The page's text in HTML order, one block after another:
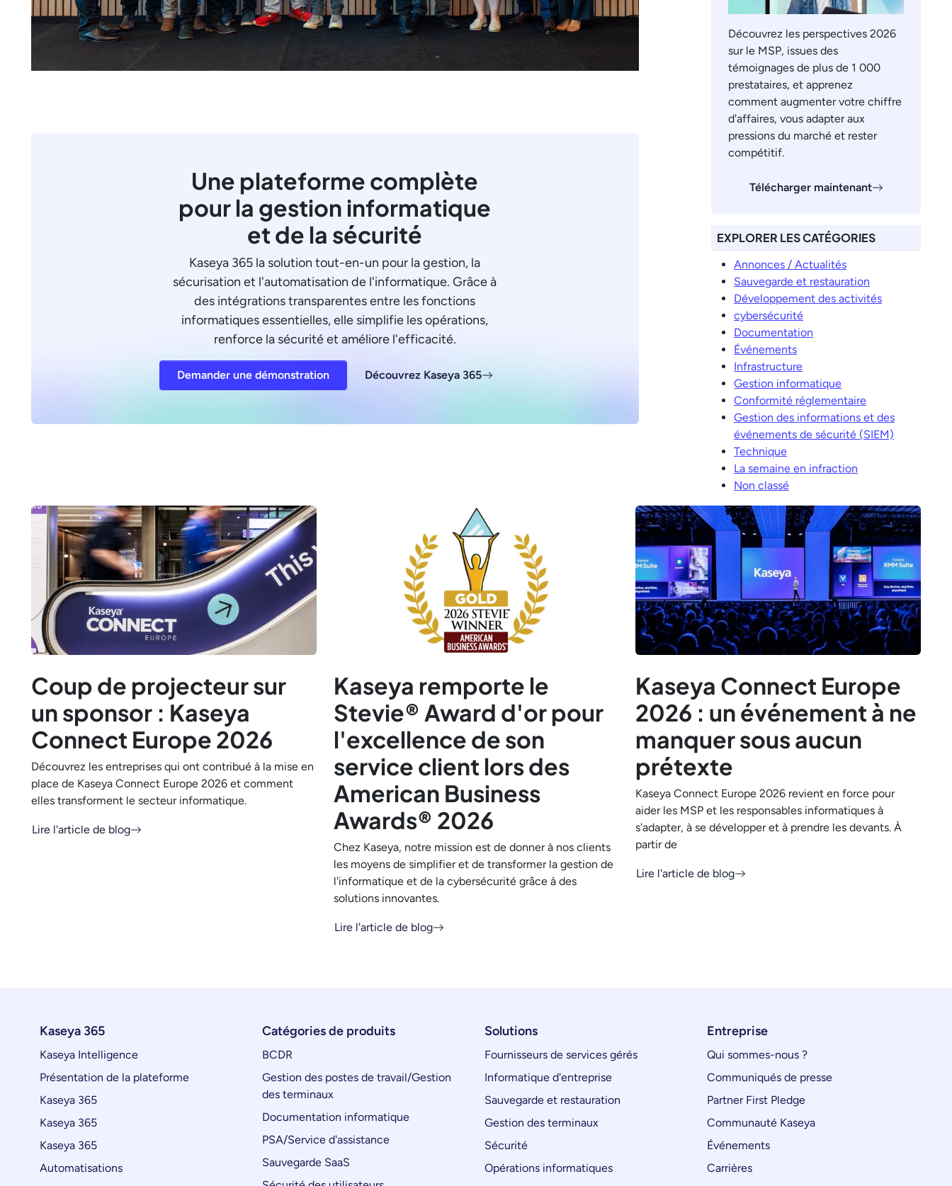
Une plateforme complète
pour la gestion informatique
et de la sécurité
Kaseya 365 la solution tout-en-un pour la gestion, la
sécurisation et l'automatisation de l'informatique. Grâce à
des intégrations transparentes entre les fonctions
informatiques essentielles, elle simplifie les opérations,
renforce la sécurité et améliore l'efficacité.
Demander une démonstration Découvrez Kaseya 365
Découvrez les perspectives 2026
sur le MSP, issues des
témoignages de plus de 1 000
prestataires, et apprenez
comment augmenter votre chiffre
d'affaires, vous adapter aux
pressions du marché et rester
compétitif.
Télécharger maintenant
EXPLORER LES CATÉGORIES
Annonces / Actualités
Sauvegarde et restauration
Développement des activités
cybersécurité
Documentation
Événements
Infrastructure
Gestion informatique
Conformité réglementaire
Gestion des informations et des
événements de sécurité (SIEM)
Technique
La semaine en infraction
Non classé
Coup de projecteur sur
un sponsor : Kaseya
Connect Europe 2026
Découvrez les entreprises qui ont contribué à la mise en
place de Kaseya Connect Europe 2026 et comment
elles transforment le secteur informatique.
Lire l'article de blog
Kaseya remporte le
Stevie® Award d'or pour
l'excellence de son
service client lors des
American Business
Awards® 2026
Chez Kaseya, notre mission est de donner à nos clients
les moyens de simplifier et de transformer la gestion de
l'informatique et de la cybersécurité grâce à des
solutions innovantes.
Lire l'article de blog
Kaseya Connect Europe
2026 : un événement à ne
manquer sous aucun
prétexte
Kaseya Connect Europe 2026 revient en force pour
aider les MSP et les responsables informatiques à
s'adapter, à se développer et à prendre les devants. À
partir de
Lire l'article de blog
Kaseya 365
Kaseya Intelligence
Présentation de la plateforme
Kaseya 365
Kaseya 365
Kaseya 365
Automatisations
Catégories de produits
BCDR
Gestion des postes de travail/Gestion
des terminaux
Documentation informatique
PSA/Service d'assistance
Sauvegarde SaaS
Solutions
Fournisseurs de services gérés
Informatique d'entreprise
Sauvegarde et restauration
Gestion des terminaux
Sécurité
Opérations informatiques
Entreprise
Qui sommes-nous ?
Communiqués de presse
Partner First Pledge
Communauté Kaseya
Événements
Carrières